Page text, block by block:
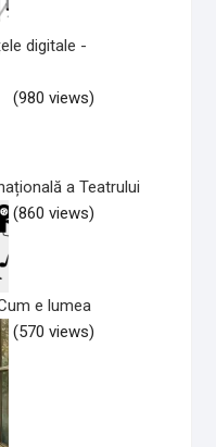
digitale -
(980 views)
a Teatrului
(860 views)
e lumea
(570 views)